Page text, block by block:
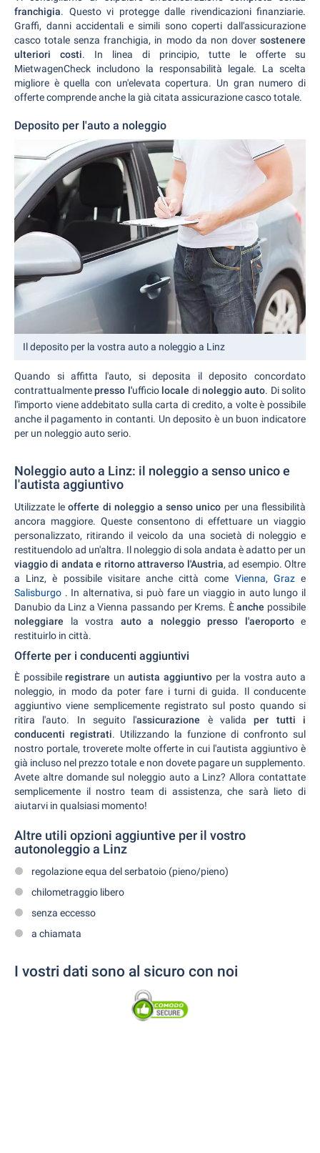
franchigia. Questo vi protegge dalle rivendicazioni finanziarie.
Graffi, danni accidentali e simili sono coperti dall'assicurazione
casco totale senza franchigia, in modo da non dover sostenere
ulteriori costi. In linea di principio, tutte le offerte su
MietwagenCheck includono la responsabilità legale. La scelta
migliore è quella con un'elevata copertura. Un gran numero di
offerte comprende anche la già citata assicurazione casco totale.
Deposito per l'auto a noleggio
Il deposito per la vostra auto a noleggio a Linz
Quando si affitta l'auto, si deposita il deposito concordato
contrattualmentepresso l'ufficiolocale dinoleggio auto. Di solito
l'importo viene addebitato sulla carta di credito, a volte è possibile
anche il pagamento in contanti. Un deposito è un buon indicatore
per un noleggio auto serio.
Noleggio auto a Linz: il noleggio a senso unico e
l'autista aggiuntivo
Utilizzate leofferte di noleggio a senso unico per una flessibilità
ancora maggiore. Queste consentono di effettuare un viaggio
personalizzato, ritirando il veicolo da una società di noleggio e
restituendolo ad un'altra. Il noleggio di sola andata è adatto per un
viaggio di andata e ritorno attraverso l'Austria, ad esempio. Oltre
a Linz, è possibile visitare anche città come Vienna, Graze
Salisburgo . In alternativa, si può fare un viaggio in auto lungo il
Danubio da Linz a Vienna passando per Krems. Èanche possibile
noleggiare la vostra auto a noleggio presso l'aeroportoe
restituirlo in città.
Offerte per i conducenti aggiuntivi
È possibileregistrare unautista aggiuntivo per la vostra auto a
noleggio, in modo da poter fare i turni di guida. Il conducente
aggiuntivo viene semplicemente registrato sul posto quando si
ritira l'auto. In seguito l'assicurazione è validaper tutti i
conducenti registrati. Utilizzando la funzione di confronto sul
nostro portale, troverete molte offerte in cui l'autista aggiuntivo è
già incluso nel prezzo totale e non dovete pagare un supplemento.
Avete altre domande sul noleggio auto a Linz? Allora contattate
semplicemente il nostro team di assistenza, che sarà lieto di
aiutarvi in qualsiasi momento!
Altre utili opzioni aggiuntive per il vostro
autonoleggio a Linz
regolazione equa del serbatoio (pieno/pieno)
chilometraggio libero
senza eccesso
a chiamata
I vostri dati sono al sicuro con noi